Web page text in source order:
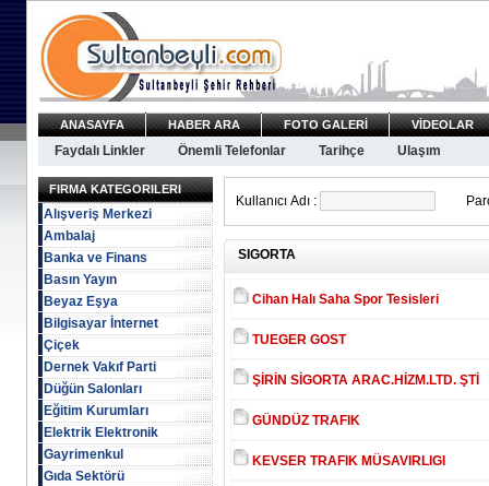
ANASAYFA HABER ARA FOTO GALERİ VİDEOLAR
Faydalı Linkler Önemli Telefonlar Tarihçe Ulaşım
FIRMA KATEGORILERI
Alışveriş Merkezi
Ambalaj
Banka ve Finans
Basın Yayın
Beyaz Eşya
Bilgisayar İnternet
Çiçek
Dernek Vakıf Parti
Düğün Salonları
Eğitim Kurumları
Elektrik Elektronik
Gayrimenkul
Gıda Sektörü
Kullanıcı Adı :
SIGORTA
Cihan Halı Saha Spor Tesisleri
TUEGER GOST
ŞİRİN SİGORTA ARAC.HİZM.LTD. ŞTİ
GÜNDÜZ TRAFIK
KEVSER TRAFIK MÜSAVIRLIGI